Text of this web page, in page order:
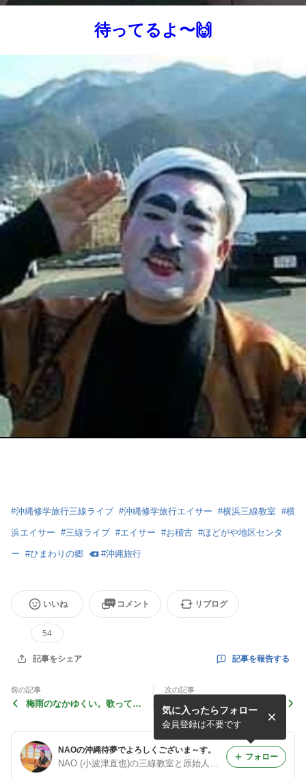
待ってるよ〜🙌
#沖縄修学旅行三線ライブ #沖縄修学旅行エイサー #横浜三線教室 #横
浜エイサー #三線ライブ #エイサー #お稽古 #ほどがや地区センタ
ー #ひまわりの郷 #沖縄旅行
いいね
54
コメント リブログ
記事をシェア 記事を報告する
前の記事
梅雨のなかゆくい。歌って踊
次の記事
歌って踊って“最高で最
笑”の想い出さぁ～♪
NAOの沖縄待夢でよろしくございま～す。
気に入ったらフォロー
会員登録は不要です
フォロー